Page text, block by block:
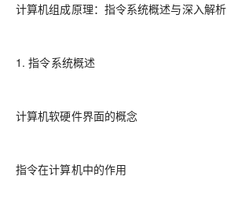
计算机组成原理：指令系统概述与深入解析
1. 指令系统概述
计算机软硬件界面的概念
指令在计算机中的作用